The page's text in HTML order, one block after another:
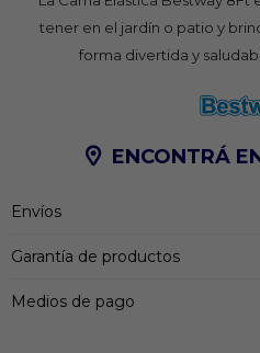
tener en el jardín o patio y
forma divertida y
ENCONTRÁ
Envíos
Garantía de productos
Medios de pago